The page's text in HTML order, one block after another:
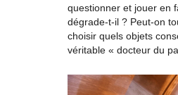
questionner et jouer en
dégrade-t-il ? Peut-on
choisir quels objets
véritable « docteur du